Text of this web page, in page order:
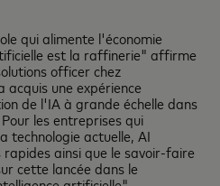
qui alimente l'économie
est la raffinerie" affirme
officer chez
une expérience
de l'IA à grande échelle dans
les entreprises qui
technologie actuelle, AI
ainsi que le savoir-faire
cette lancée dans le